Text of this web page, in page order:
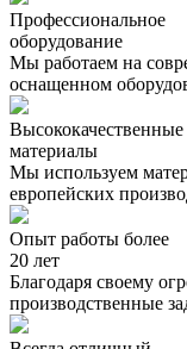
Профессиональное
оборудование
Мы работаем на
оснащенном
Высококачественные
материалы
Мы используем
европейских
Опыт работы более
20 лет
Благодаря своему
производственные